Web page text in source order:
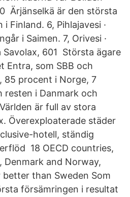
Ärjänselkä är den största
Finland. 6, Pihlajavesi ·
i Saimen. 7, Orivesi ·
Savolax, 601 Största ägare
Entra, som SBB och
85 procent i Norge, 7
resten i Danmark och
är full av stora
Överexploaterade städer
hotell, ständig
18 OECD countries,
Denmark and Norway,
than Sweden Som
försämringen i resultat